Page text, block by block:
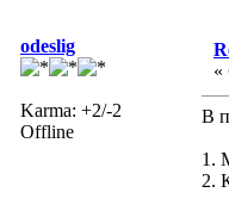
odeslig
Karma: +2/-2
Offline
«
В
1.
2.